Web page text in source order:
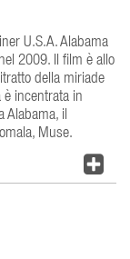
U.S.A. Alabama
2009. Il film è allo
della miriade
è incentrata in
Alabama, il
Muse.